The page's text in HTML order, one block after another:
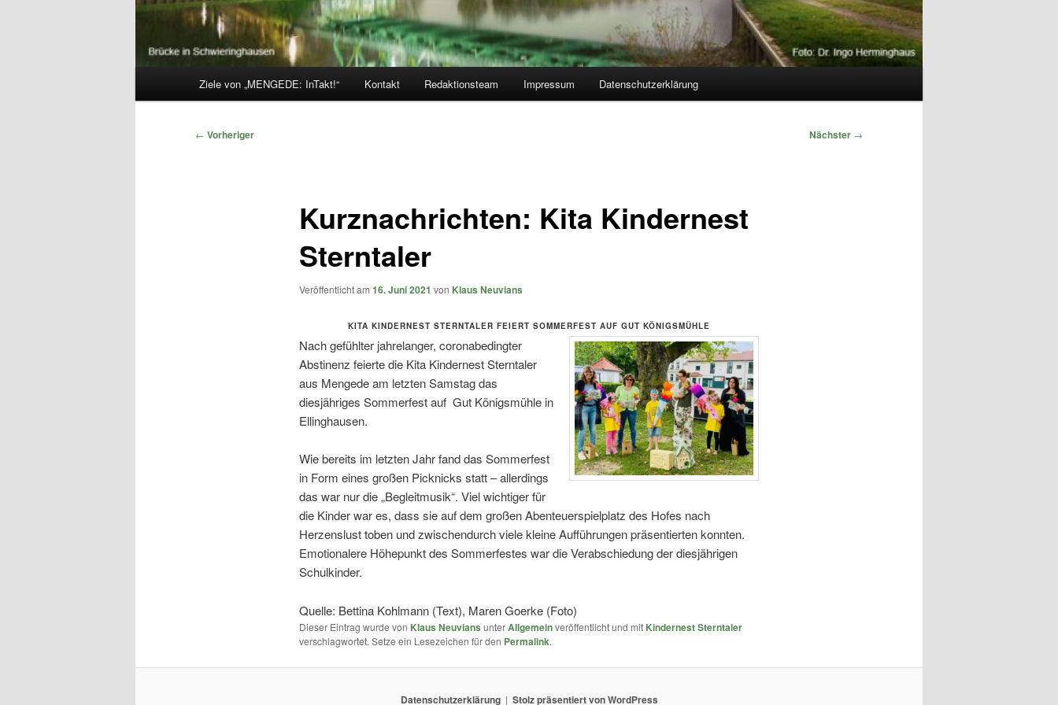
Ziele von „MENGEDE: InTakt!“ Kontakt Redaktionsteam Impressum Datenschutzerklärung
Beitragsnavigation
← Vorheriger Nächster →
Kurznachrichten: Kita Kindernest
Sterntaler
Veröffentlicht am 16. Juni 2021 von Klaus Neuvians
KITA KINDERNEST STERNTALER FEIERT SOMMERFEST AUF GUT KÖNIGSMÜHLE
Nach gefühlter jahrelanger, coronabedingter
Abstinenz feierte die Kita Kindernest Sterntaler
aus Mengede am letzten Samstag das
diesjähriges Sommerfest auf Gut Königsmühle in
Ellinghausen.
Wie bereits im letzten Jahr fand das Sommerfest
in Form eines großen Picknicks statt – allerdings
das war nur die „Begleitmusik“. Viel wichtiger für
die Kinder war es, dass sie auf dem großen Abenteuerspielplatz des Hofes nach
Herzenslust toben und zwischendurch viele kleine Aufführungen präsentierten konnten.
Emotionalere Höhepunkt des Sommerfestes war die Verabschiedung der diesjährigen
Schulkinder.
Quelle: Bettina Kohlmann (Text), Maren Goerke (Foto)
Dieser Eintrag wurde von Klaus Neuvians unterAllgemeinveröffentlicht und mit Kindernest Sterntaler
verschlagwortet. Setze ein Lesezeichen für den Permalink.
Datenschutzerklärung Stolz präsentiert von WordPress